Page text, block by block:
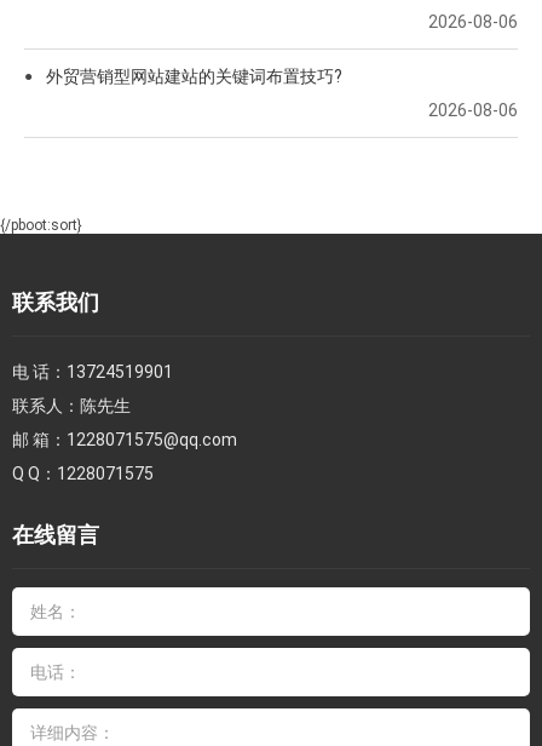
2026-08-06
●
外贸营销型网站建站的关键词布置技巧?
2026-08-06
{/pboot:sort}
联系我们
电 话： 13724519901
联系人： 陈先生
邮 箱： 1228071575@qq.com
Q Q： 1228071575
在线留言